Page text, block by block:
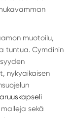
muotoilu,
tuntua. Cymdinin
nykyaikaisen
sekä